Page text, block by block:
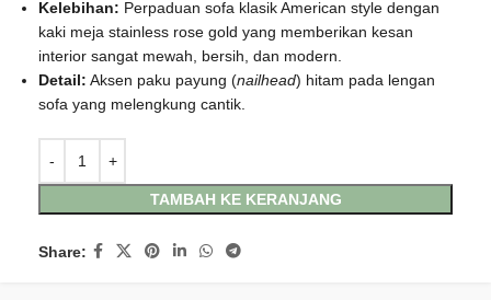
Kelebihan: Perpaduan sofa klasik American style dengan
kaki meja stainless rose gold yang memberikan kesan
interior sangat mewah, bersih, dan modern.
Detail: Aksen paku payung (nailhead) hitam pada lengan
sofa yang melengkung cantik.
TAMBAH KE KERANJANG
Share: